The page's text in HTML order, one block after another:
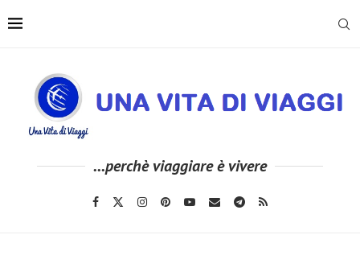
...perchè viaggiare è vivere